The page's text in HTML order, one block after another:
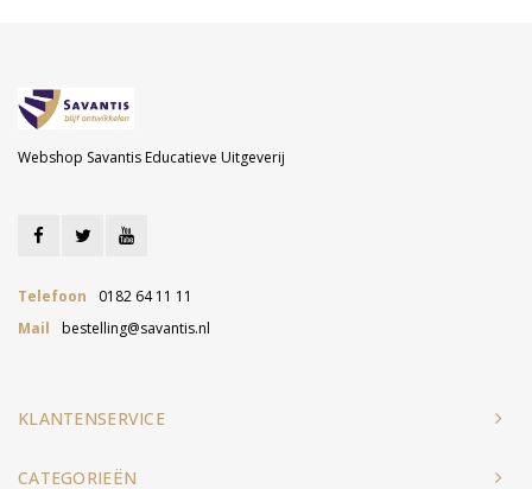
Webshop Savantis Educatieve Uitgeverij
Telefoon
0182 64 11 11
Mail
bestelling@savantis.nl
KLANTENSERVICE
CATEGORIEËN